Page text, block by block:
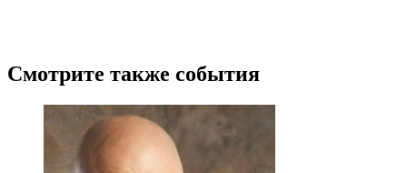
Смотрите также события